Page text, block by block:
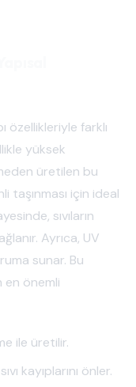
özellikleriyle farklı
yüksek
üretilen bu
taşınması için ideal
sıvıların
Ayrıca, UV
sunar. Bu
en önemli
ile üretilir.
kayıplarını önler.